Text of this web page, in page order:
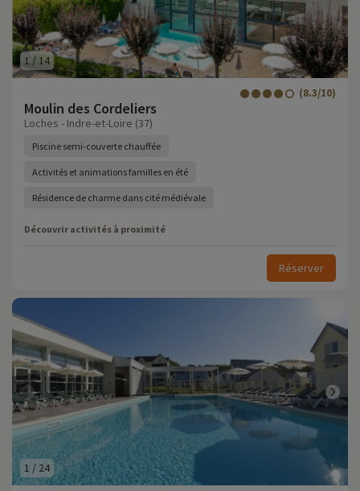
1 /14
Moulin des Cordeliers
(8.3/10)
Loches - Indre-et-Loire (37)
Piscine semi-couverte chauffée
Activités et animations familles en été
Résidence de charme dans cité médiévale
Découvrir activités à proximité
Réserver
1 / 24